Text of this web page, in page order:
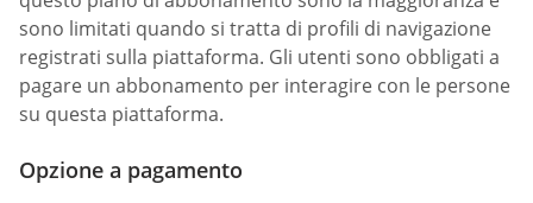
sono limitati quando si tratta di profili di navigazione
registrati sulla piattaforma. Gli utenti sono obbligati a
pagare un abbonamento per interagire con le persone
su questa piattaforma.
Opzione a pagamento